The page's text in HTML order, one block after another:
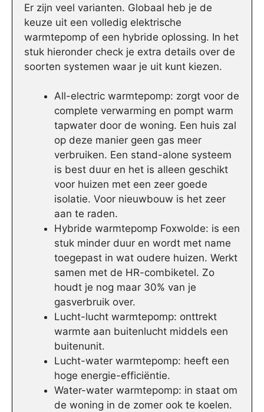
Er zijn veel varianten. Globaal heb je de
keuze uit een volledig elektrische
warmtepomp of een hybride oplossing. In het
stuk hieronder check je extra details over de
soorten systemen waar je uit kunt kiezen.
All-electric warmtepomp: zorgt voor de
complete verwarming en pompt warm
tapwater door de woning. Een huis zal
op deze manier geen gas meer
verbruiken. Een stand-alone systeem
is best duur en het is alleen geschikt
voor huizen met een zeer goede
isolatie. Voor nieuwbouw is het zeer
aan te raden.
Hybride warmtepomp Foxwolde: is een
stuk minder duur en wordt met name
toegepast in wat oudere huizen. Werkt
samen met de HR-combiketel. Zo
houdt je nog maar 30% van je
gasverbruik over.
Lucht-lucht warmtepomp: onttrekt
warmte aan buitenlucht middels een
buitenunit.
Lucht-water warmtepomp: heeft een
hoge energie-efficiëntie.
Water-water warmtepomp: in staat om
de woning in de zomer ook te koelen.